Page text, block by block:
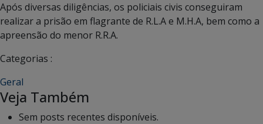
Após diversas diligências, os policiais civis conseguiram
realizar a prisão em flagrante de R.L.A e M.H.A, bem como a
apreensão do menor R.R.A.
Categorias :
Geral
Veja Também
Sem posts recentes disponíveis.